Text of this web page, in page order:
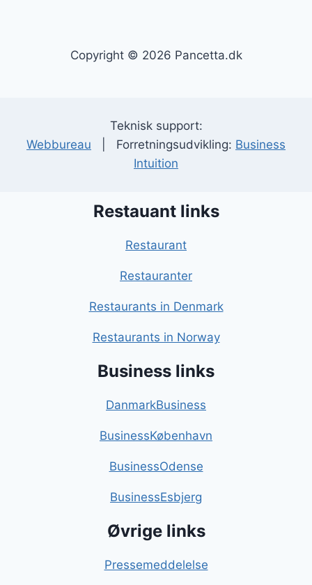
Copyright © 2026 Pancetta.dk
Teknisk support:
Webbureau | Forretningsudvikling: Business
Intuition
Restauant links
Restaurant
Restauranter
Restaurants in Denmark
Restaurants in Norway
Business links
DanmarkBusiness
BusinessKøbenhavn
BusinessOdense
BusinessEsbjerg
Øvrige links
Pressemeddelelse